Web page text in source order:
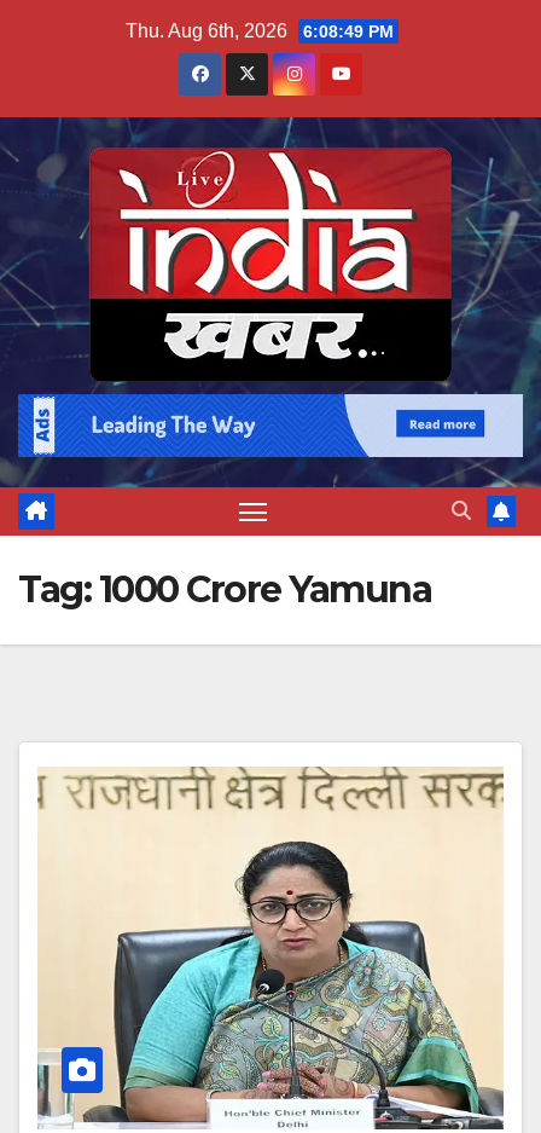
Thu. Aug 6th, 2026 6:08:50 PM
Tag:1000 Crore Yamuna